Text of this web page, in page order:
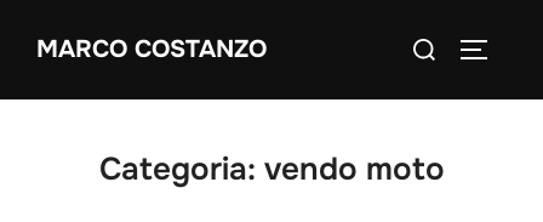
MARCO COSTANZO
Cerca
Categoria: vendo moto